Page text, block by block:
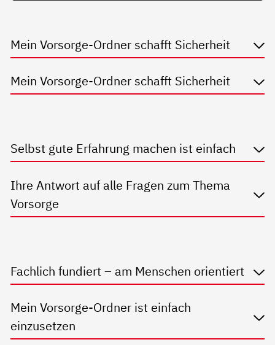
Mein Vorsorge-Ordner schafft Sicherheit
Mein Vorsorge-Ordner schafft Sicherheit
Selbst gute Erfahrung machen ist einfach
Ihre Antwort auf alle Fragen zum Thema
Vorsorge
Fachlich fundiert – am Menschen orientiert
Mein Vorsorge-Ordner ist einfach
einzusetzen